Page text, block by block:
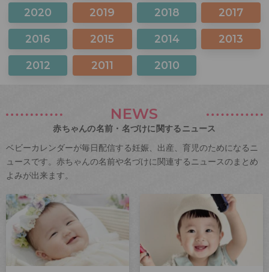
2020 2019 2018 2017
2016 2015 2014 2013
2012 2011 2010
NEWS
赤ちゃんの名前・名づけに関するニュース
ベビーカレンダーが毎日配信する妊娠、出産、育児のためになるニ
ュースです。赤ちゃんの名前や名づけに関連するニュースのまとめ
よみが出来ます。